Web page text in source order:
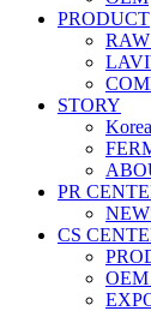
PRODUCT
STORY
PR
CS